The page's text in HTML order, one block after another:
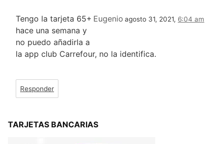
Eugenio agosto 31, 2021, 6:04 am
Tengo la tarjeta 65+
hace una semana y
no puedo añadirla a
la app club Carrefour, no la identifica.
Responder
TARJETAS BANCARIAS